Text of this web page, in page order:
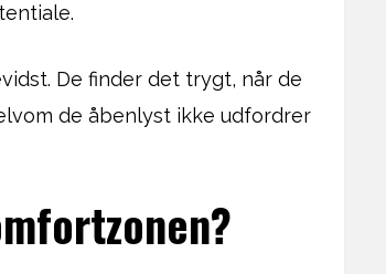
De finder det trygt, når de
de åbenlyst ikke udfordrer